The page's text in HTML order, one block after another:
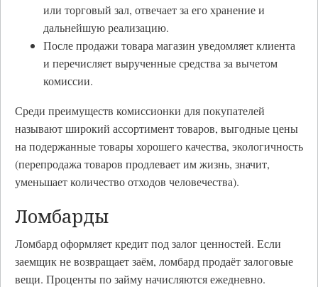
или торговый зал, отвечает за его хранение и
дальнейшую реализацию.
После продажи товара магазин уведомляет клиента
и перечисляет вырученные средства за вычетом
комиссии.
Среди преимуществ комиссионки для покупателей
называют широкий ассортимент товаров, выгодные цены
на подержанные товары хорошего качества, экологичность
(перепродажа товаров продлевает им жизнь, значит,
уменьшает количество отходов человечества).
Ломбарды
Ломбард оформляет кредит под залог ценностей. Если
заемщик не возвращает заём, ломбард продаёт залоговые
вещи. Проценты по займу начисляются ежедневно.